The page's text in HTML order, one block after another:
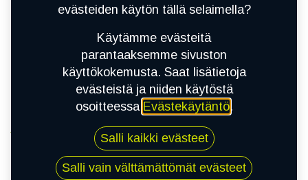
205/70R15C 106/104R DYNAMO SNOW-H
MWCS01 8PR
evästeiden käytön tällä selaimella?
Käytämme evästeitä
parantaaksemme sivuston
käyttökokemusta. Saat lisätietoja
evästeistä ja niiden käytöstä
osoitteessa Evästekäytäntö.
Salli kaikki evästeet
Salli vain välttämättömät evästeet